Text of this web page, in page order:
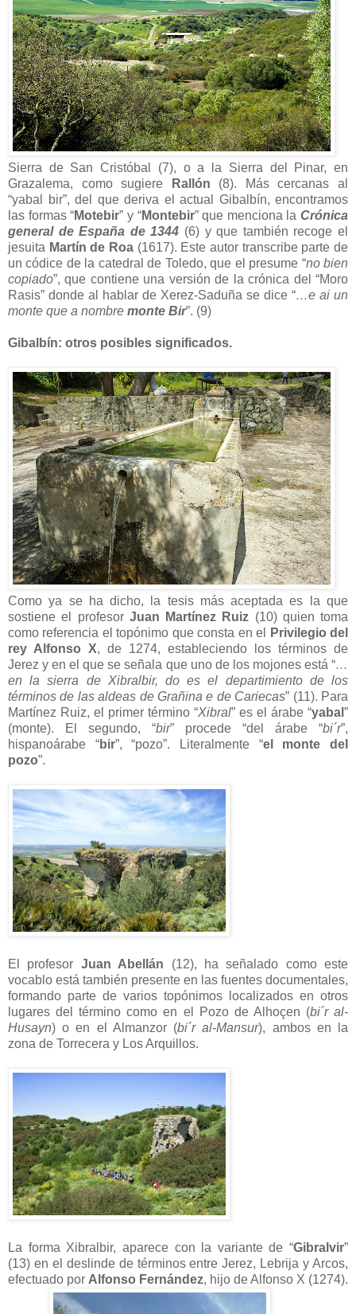
Sierra de San Cristóbal (7), o a la Sierra del Pinar, en
Grazalema, como sugiere
Rallón (8). Más cercanas al
“yabal bir”, del que deriva el actual Gibalbín, encontramos
las formas “Motebir” y “Montebir” que menciona la Crónica
general de España de 1344 (6) y que también recoge el
jesuita Martín de Roa (1617). Este autor transcribe parte de
un códice de la catedral de Toledo, que el presume “no bien
copiado”, que contiene una versión de la crónica del “Moro
Rasis” donde al hablar de Xerez-Saduña se dice “…e ai un
monte que a nombre monte Bir”. (9)
Gibalbín: otros posibles significados.
Como ya se ha dicho, la tesis más aceptada es la que
sostiene el profesor Juan Martínez Ruiz (10) quien toma
como referencia el topónimo que consta en el
Privilegio del
rey Alfonso X, de 1274, estableciendo los términos de
Jerez y en el que se señala que uno de los mojones está “…
en la sierra de Xibralbir, do es el departimiento de los
términos de las aldeas de Grañina e de Cariecas” (11). Para
Martínez Ruiz, el primer término “Xibral” es el árabe “yabal ”
(monte). El segundo, “bir” procede “del árabe “bi´r”,
hispanoárabe “bir”, “pozo”. Literalmente “el monte del
pozo”.
El profesor Juan Abellán (12), ha señalado como este
vocablo está también presente en las fuentes documentales,
formando parte de varios topónimos localizados en otros
lugares del término como en el Pozo de Alhoçen (bi´r al-
Husayn) o en el Almanzor (bi´r al-Mansur), ambos en la
zona de Torrecera y Los Arquillos.
La forma Xibralbir, aparece con la variante de “Gibralvir”
(13) en el deslinde de términos entre Jerez, Lebrija y Arcos,
efectuado por Alfonso Fernández, hijo de Alfonso X (1274).